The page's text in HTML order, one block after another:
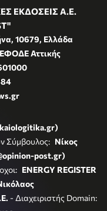
ΕΚΔΟΣΕΙΣ Α.Ε.
10679, Ελλάδα
Αττικής
Σύμβουλος: Νίκος
post.gr)
ENERGY REGISTER
- Διαχειριστής Domain: